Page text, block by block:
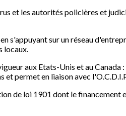
et les autorités policières et
s'appuyant sur un réseau
locaux.
aux Etats-Unis et au
permet en liaison avec
de loi 1901 dont le